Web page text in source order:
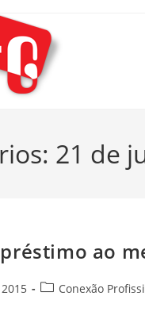
21 de
ao
Conexão